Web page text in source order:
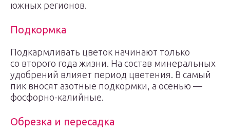
южных регионов.
Подкормка
Подкармливать цветок начинают только
со второго года жизни. На состав минеральных
удобрений влияет период цветения. В самый
пик вносят азотные подкормки, а осенью —
фосфорно-калийные.
Обрезка и пересадка